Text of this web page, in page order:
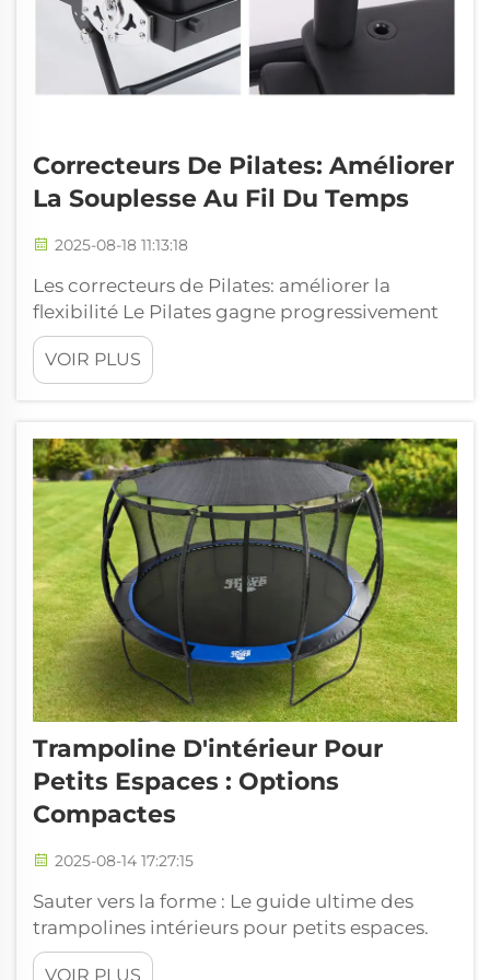
Correcteurs De Pilates: Améliorer
La Souplesse Au Fil Du Temps
2025-08-18 11:13:18
Les correcteurs de Pilates: améliorer la
flexibilité Le Pilates gagne progressivement
en popularité comme un excellent moyen
d'améliorer la forme physique, en particulier
la force et la flexibilité du cœur. Une partie
l'utilisation de correcteurs de Pilates, qui...
VOIR PLUS
Trampoline D'intérieur Pour
Petits Espaces : Options
Compactes
2025-08-14 17:27:15
Sauter vers la forme : Le guide ultime des
trampolines intérieurs pour petits espaces.
Dans le monde d'aujourd'hui, où le mode de
VOIR PLUS